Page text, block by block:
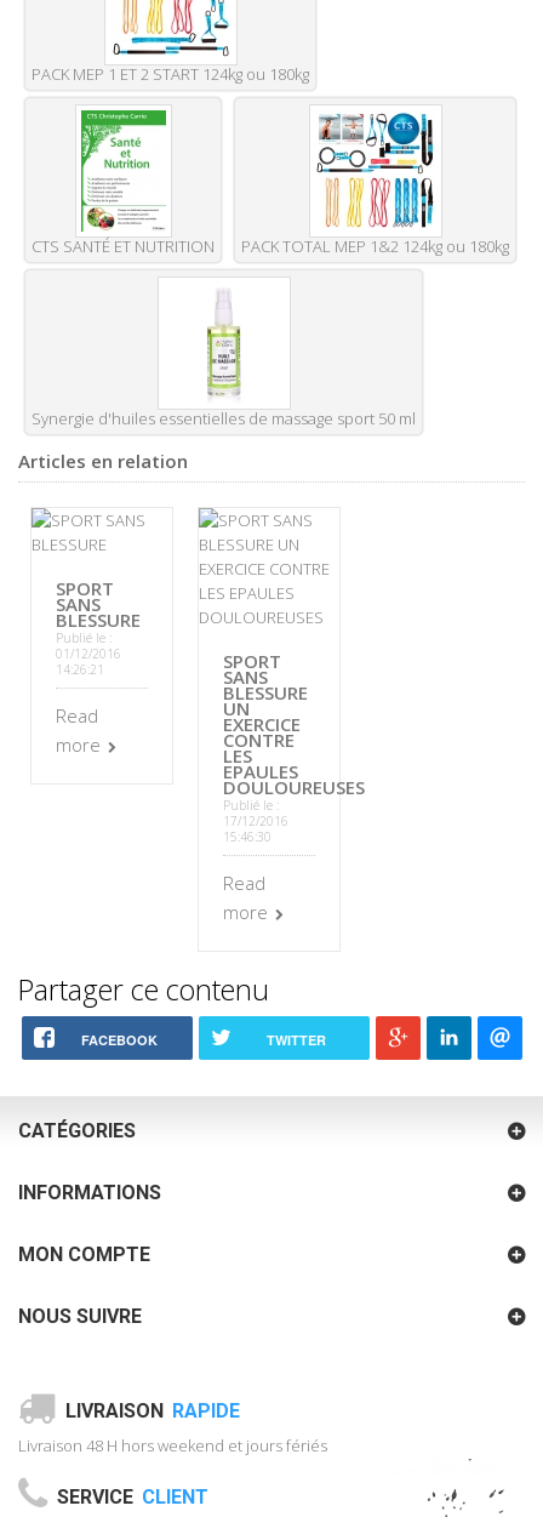
PACK MEP 1 ET 2 START 124kg ou 180kg
CTS SANTÉ ET NUTRITION PACK TOTAL MEP 1&2 124kg ou 180kg
Synergie d'huiles essentielles de massage sport 50 ml
Articles en relation
SPORT
SANS
BLESSURE
Publié le :
01/12/2016
14:26:21
Read
more
SPORT
SANS
BLESSURE
UN
EXERCICE
CONTRE
LES
EPAULES
DOULOUREUSES
Publié le :
17/12/2016
15:46:30
Read
more
Partager ce contenu
FACEBOOK TWITTER
CATÉGORIES
INFORMATIONS
MON COMPTE
NOUS SUIVRE
LIVRAISON RAPIDE
Livraison 48 H hors weekend et jours fériés
SERVICE CLIENT